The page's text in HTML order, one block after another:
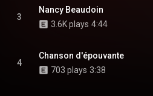
3
Nancy Beaudoin
3.6K plays 4:44
4
Chanson d'épouvante
703 plays 3:38